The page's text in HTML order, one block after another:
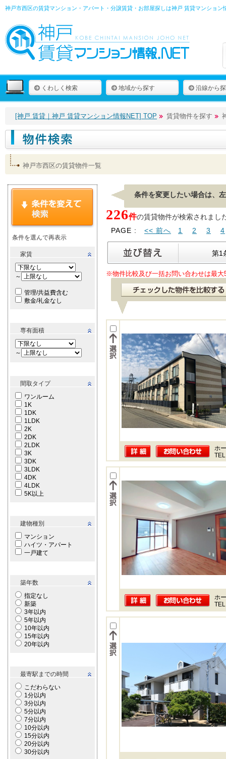
神戸市西区の賃貸マンション・アパート・分譲賃貸・お部屋探しは神戸 賃貸マンション
くわしく検索 地域から探す 沿線から
[神戸 賃貸｜神戸 賃貸マンション情報NET] TOP 賃貸物件を探す
神戸市西区の賃貸物件一覧
条件を選んで再表示
家賃
～
管理/共益費含む
敷金/礼金なし
専有面積
～
間取タイプ
ワンルーム
1K
1DK
1LDK
2K
2DK
2LDK
3K
3DK
3LDK
4DK
4LDK
5K以上
建物種別
マンション
ハイツ・アパート
一戸建て
築年数
指定なし
新築
3年以内
5年以内
10年以内
15年以内
20年以内
最寄駅までの時間
こだわらない
1分以内
3分以内
5分以内
7分以内
10分以内
15分以内
20分以内
30分以内
条件を変更したい場合は、
226件の賃貸物件が検索されまし
PAGE :
<< 前へ 1 2 3 4
第1
※物件比較及び一括お問い合わせは最大
ホ
ホ